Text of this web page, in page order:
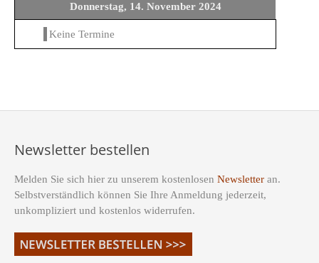
Donnerstag, 14. November 2024
Keine Termine
Newsletter bestellen
Melden Sie sich hier zu unserem kostenlosen Newsletter an.
Selbstverständlich können Sie Ihre Anmeldung jederzeit,
unkompliziert und kostenlos widerrufen.